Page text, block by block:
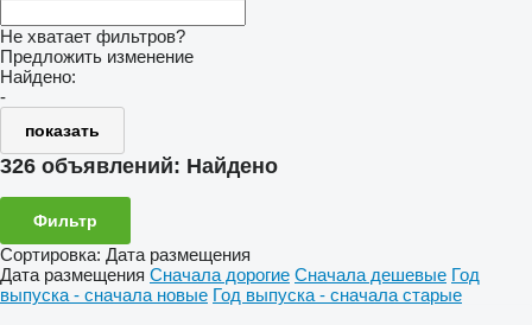
Не хватает фильтров?
Предложить изменение
Найдено:
-
показать
326 объявлений: Найдено
Фильтр
Сортировка: Дата размещения
Дата размещения Сначала дорогие Сначала дешевые Год
выпуска - сначала новые Год выпуска - сначала старые